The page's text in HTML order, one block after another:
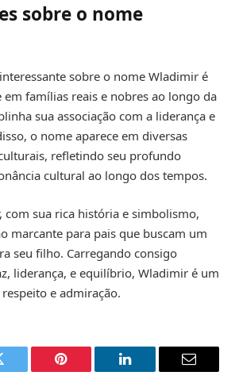
sobre o nome
sobre o nome Wladimir é
em famílias reais e nobres ao longo da
sua associação com a liderança e
o nome aparece em diversas
refletindo seu profundo
cultural ao longo dos tempos.
com sua rica história e simbolismo,
marcante para pais que buscam um
seu filho. Carregando consigo
liderança, e equilíbrio, Wladimir é um
e admiração.
Pinterest LinkedIn Email